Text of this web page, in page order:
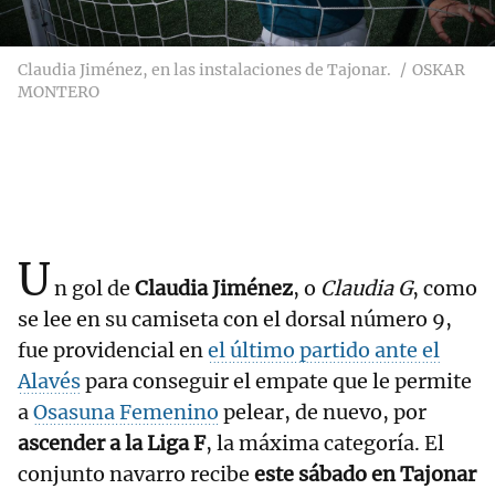
Claudia Jiménez, en las instalaciones de Tajonar.
OSKAR
MONTERO
Un gol de Claudia Jiménez, o Claudia G, como
se lee en su camiseta con el dorsal número 9,
fue providencial enel último partido ante el
Alavéspara conseguir el empate que le permite
aOsasuna Femenino pelear, de nuevo, por
ascender a la Liga F, la máxima categoría. El
conjunto navarro recibe este sábado en Tajonar